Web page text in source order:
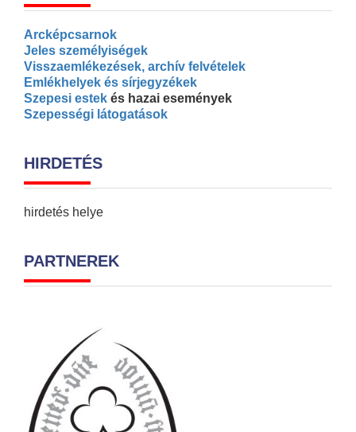
Arcképcsarnok
Jeles személyiségek
Visszaemlékezések, archív felvételek
Emlékhelyek és sírjegyzékek
Szepesi estek és hazai események
Szepességi látogatások
HIRDETÉS
hirdetés helye
PARTNEREK